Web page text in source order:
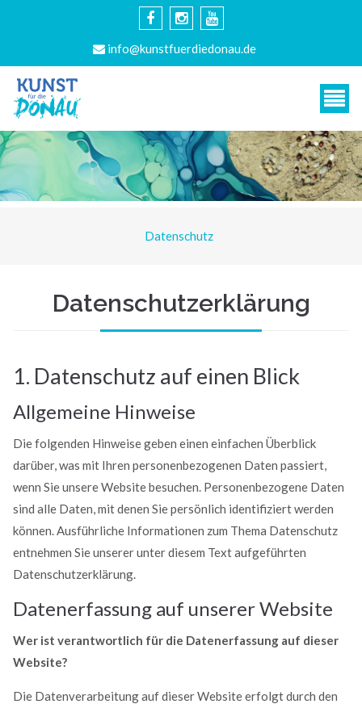
info@kunstfuerdiedonau.de
Datenschutz
Datenschutzerklärung
1. Datenschutz auf einen Blick
Allgemeine Hinweise
Die folgenden Hinweise geben einen einfachen Überblick
darüber, was mit Ihren personenbezogenen Daten passiert,
wenn Sie unsere Website besuchen. Personenbezogene Daten
sind alle Daten, mit denen Sie persönlich identifiziert werden
können. Ausführliche Informationen zum Thema Datenschutz
entnehmen Sie unserer unter diesem Text aufgeführten
Datenschutzerklärung.
Datenerfassung auf unserer Website
Wer ist verantwortlich für die Datenerfassung auf dieser
Website?
Die Datenverarbeitung auf dieser Website erfolgt durch den